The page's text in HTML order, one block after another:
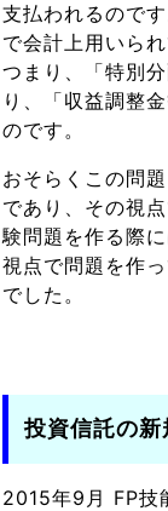
支払われるので
で会計上用いら
つまり、「特別
り、「収益調整
のです。
おそらくこの問
であり、その視
験問題を作る際
視点で問題を作
でした。
投資信託の
2015年9月 FP技